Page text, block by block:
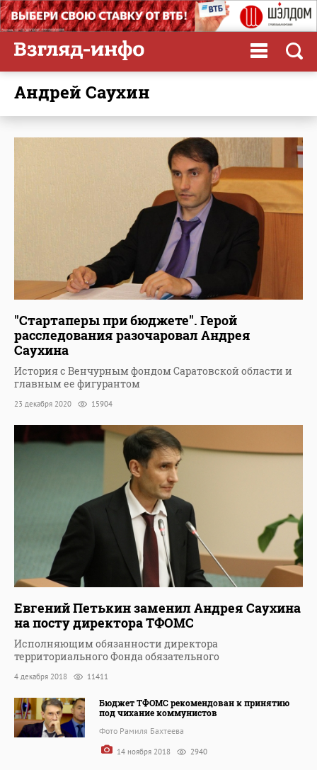
Андрей Саухин
"Стартаперы при бюджете". Герой
расследования разочаровал Андрея
Саухина
История с Венчурным фондом Саратовской области и
главным ее фигурантом
23 декабря 2020 15904
Евгений Петькин заменил Андрея Саухина
на посту директора ТФОМС
Исполняющим обязанности директора
территориального Фонда обязательного
4 декабря 2018 11411
Бюджет ТФОМС рекомендован к принятию
под чихание коммунистов
Фото Рамиля Бахтеева
14 ноября 2018 2940